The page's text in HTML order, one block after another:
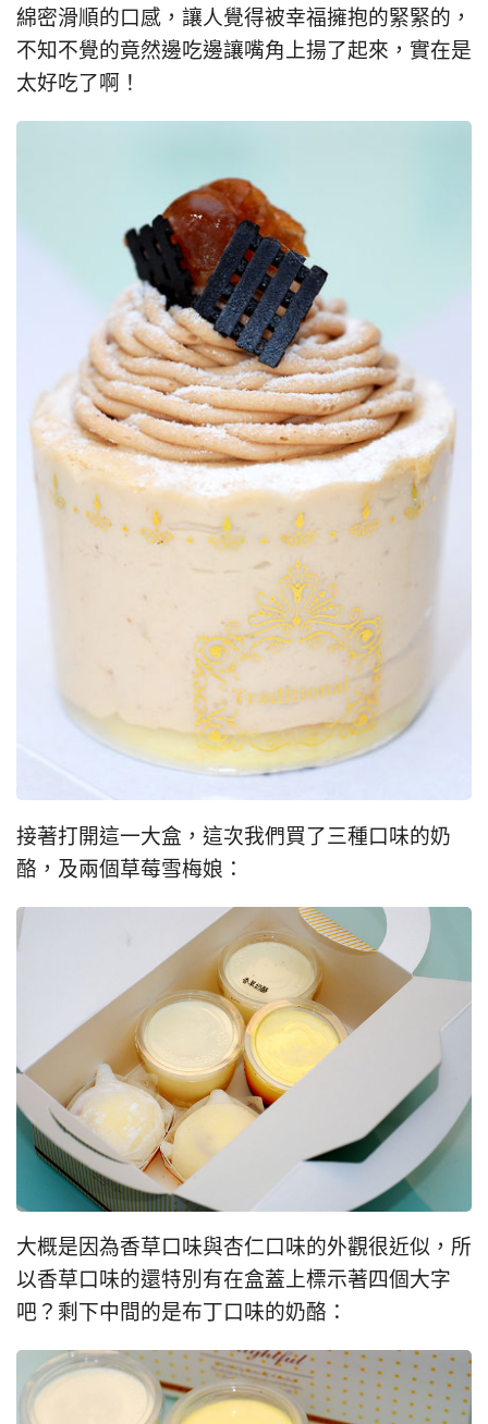
綿密滑順的口感，讓人覺得被幸福擁抱的緊緊的，
不知不覺的竟然邊吃邊讓嘴角上揚了起來，實在是
太好吃了啊！
接著打開這一大盒，這次我們買了三種口味的奶
酪，及兩個草莓雪梅娘：
大概是因為香草口味與杏仁口味的外觀很近似，所
以香草口味的還特別有在盒蓋上標示著四個大字
吧？剩下中間的是布丁口味的奶酪：